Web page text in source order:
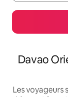
Davao
Les voyageurs